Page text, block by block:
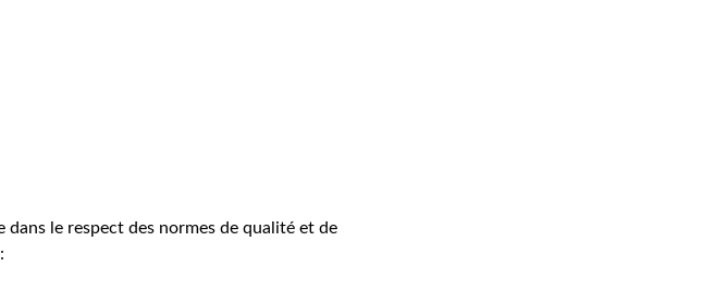
dans le respect des normes de qualité et de